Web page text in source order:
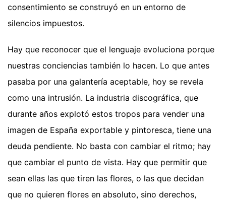
consentimiento se construyó en un entorno de
silencios impuestos.
Hay que reconocer que el lenguaje evoluciona porque
nuestras conciencias también lo hacen. Lo que antes
pasaba por una galantería aceptable, hoy se revela
como una intrusión. La industria discográfica, que
durante años explotó estos tropos para vender una
imagen de España exportable y pintoresca, tiene una
deuda pendiente. No basta con cambiar el ritmo; hay
que cambiar el punto de vista. Hay que permitir que
sean ellas las que tiren las flores, o las que decidan
que no quieren flores en absoluto, sino derechos,